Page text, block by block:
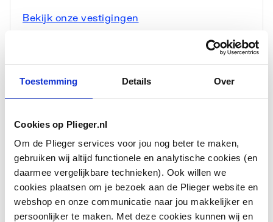
Toestemming Details Over
Cookies op Plieger.nl
Om de Plieger services voor jou nog beter te maken,
gebruiken wij altijd functionele en analytische cookies (en
daarmee vergelijkbare technieken). Ook willen we
cookies plaatsen om je bezoek aan de Plieger website en
webshop en onze communicatie naar jou makkelijker en
persoonlijker te maken. Met deze cookies kunnen wij en
Bekijk onze vestigingen